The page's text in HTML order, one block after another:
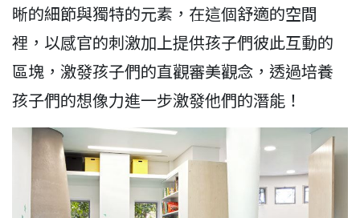
晰的細節與獨特的元素，在這個舒適的空間
裡，以感官的刺激加上提供孩子們彼此互動的
區塊，激發孩子們的直觀審美觀念，透過培養
孩子們的想像力進一步激發他們的潛能！